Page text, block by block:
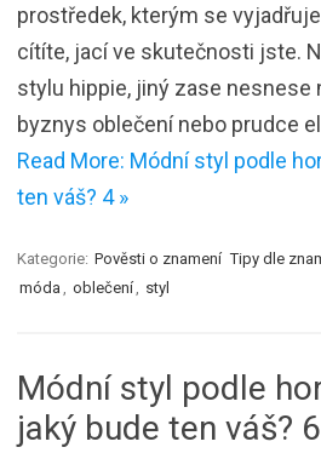
prostředek, kterým se
cítíte, jací ve skutečnosti jste.
stylu hippie, jiný zase nesnese
byznys oblečení nebo prudce
Read More: Módní styl podle
ten váš? 4 »
Kategorie: Pověsti o znamení Tipy dle
móda
oblečení styl
Módní styl podle
jaký bude ten váš? 6